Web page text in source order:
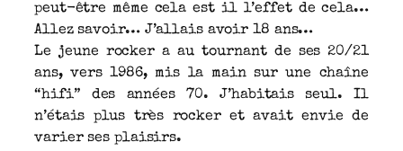
peut-être même cela est il l’effet de cela…
Allez savoir… J’allais avoir 18 ans…
Le jeune rocker a au tournant de ses 20/21
ans, vers 1986, mis la main sur une chaîne
“hifi” des années 70. J’habitais seul. Il
n’étais plus très rocker et avait envie de
varier ses plaisirs.